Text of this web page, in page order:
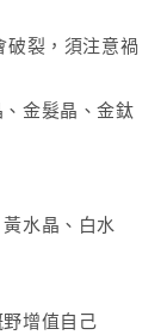
破裂，須注意禍
金髮晶、金鈦
水晶、白水
增值自己